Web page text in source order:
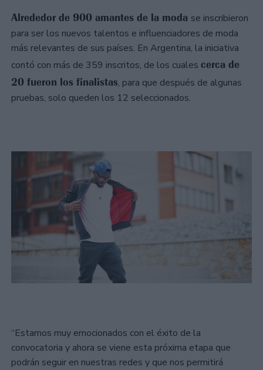
Alrededor de 900 amantes de la moda se inscribieron
para ser los nuevos talentos e influenciadores de moda
más relevantes de sus países. En Argentina, la iniciativa
contó con más de 359 inscritos, de los cuales cerca de
20 fueron los finalistas, para que después de algunas
pruebas, solo queden los 12 seleccionados.
“Estamos muy emocionados con el éxito de la
convocatoria y ahora se viene esta próxima etapa que
podrán seguir en nuestras redes y que nos permitirá